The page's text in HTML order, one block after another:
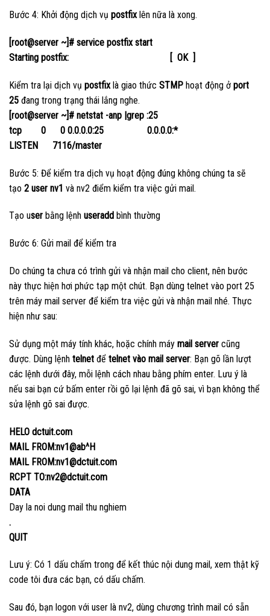
Bước 4: Khởi động dịch vụ postfix lên nữa là xong.
[root@server ~]# service postfix start
Starting postfix: [ OK ]
Kiểm tra lại dịch vụ postfixlà giao thức STMP hoạt động ở port
25 đang trong trạng thái lắng nghe.
[root@server ~]# netstat -anp |grep :25
tcp 0 0 0.0.0.0:25 0.0.0.0:*
LISTEN 7116/master
Bước 5: Để kiểm tra dịch vụ hoạt động đúng không chúng ta sẽ
tạo 2 user nv1 và nv2 điểm kiểm tra việc gửi mail.
Tạo user bằng lệnh useradd bình thường
Bước 6: Gửi mail để kiểm tra
Do chúng ta chưa có trình gửi và nhận mail cho client, nên bước
này thực hiện hơi phức tạp một chút. Bạn dùng telnet vào port 25
trên máy mail server để kiểm tra việc gửi và nhận mail nhé. Thực
hiện như sau:
Sử dụng một máy tính khác, hoặc chính máy mail server cũng
được. Dùng lệnh telnet để telnet vào mail server: Bạn gõ lần lượt
các lệnh dưới đây, mỗi lệnh cách nhau bằng phím enter. Lưu ý là
nếu sai bạn cứ bấm enter rồi gõ lại lệnh đã gõ sai, vì bạn không thể
sửa lệnh gõ sai được.
HELO dctuit.com
MAIL FROM:nv1@ab^H
MAIL FROM:nv1@dctuit.com
RCPT TO:nv2@dctuit.com
DATA
Day la noi dung mail thu nghiem
.
QUIT
Lưu ý: Có 1 dấu chấm trong để kết thúc nội dung mail, xem thật kỹ
code tôi đưa các bạn, có dấu chấm.
Sau đó, bạn logon với user là nv2, dùng chương trình mail có sẵn